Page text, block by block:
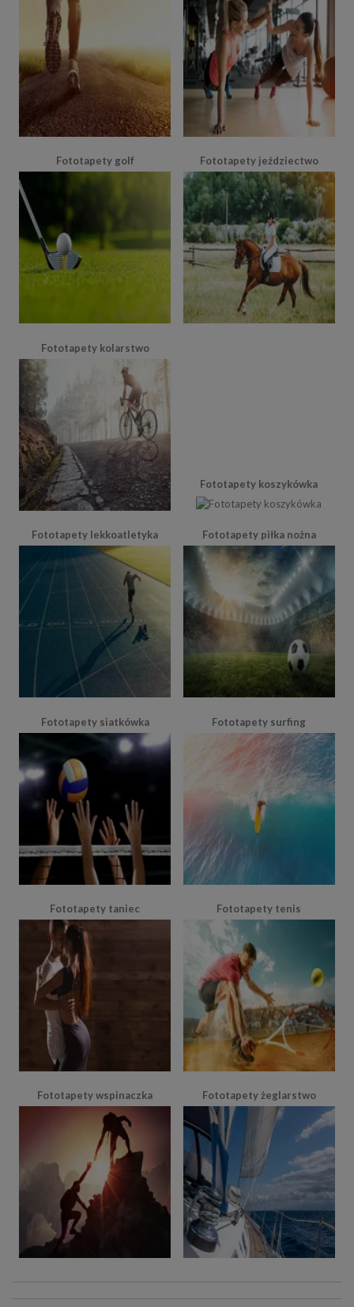
Fototapety golf Fototapety jeździectwo
Fototapety kolarstwo
Fototapety koszykówka
Fototapety lekkoatletyka Fototapety piłka nożna
Fototapety siatkówka Fototapety surfing
Fototapety taniec Fototapety tenis
Fototapety wspinaczka Fototapety żeglarstwo